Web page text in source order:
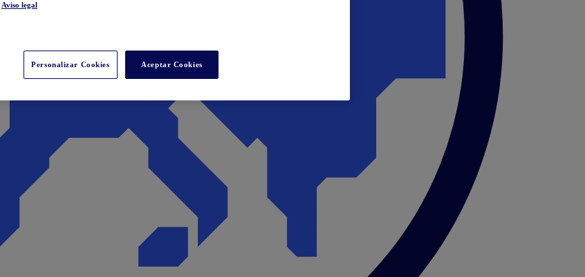
Aviso legal
Personalizar Cookies Aceptar Cookies